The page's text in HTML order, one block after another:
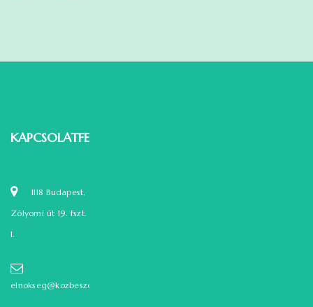
KAPCSOLATFELVÉTEL
1118 Budapest,
Zólyomi út 19. fszt.
1.
elnokseg@kozbeszerzok.hu